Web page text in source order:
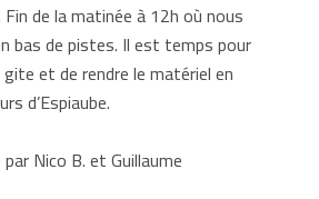
de la matinée à 12h où nous
bas de pistes. Il est temps pour
et de rendre le matériel en
d’Espiaube.
par Nico B. et Guillaume